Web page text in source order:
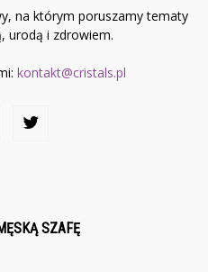
na którym poruszamy tematy
urodą i zdrowiem.
kontakt@cristals.pl
SZAFĘ